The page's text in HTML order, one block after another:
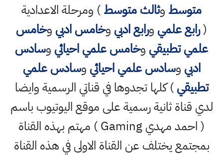
متوسطوثالث متوسط) ومرحلة الاعدادية
رابع علميورابع ادبيوخامس ادبيوخامس
تطبيقيوخامس علمي احيائيوسادس
وسادس علمي احيائيوسادس علمي
) كلها تجدوها في قناتي الرسمية وايضا
قناة ثانية رسمية على موقع اليوتيوب باسم
( احمد مهدي Gaming ) مهتم بهذه القناة
يختلف عن القناة الاولى في هذه القناة